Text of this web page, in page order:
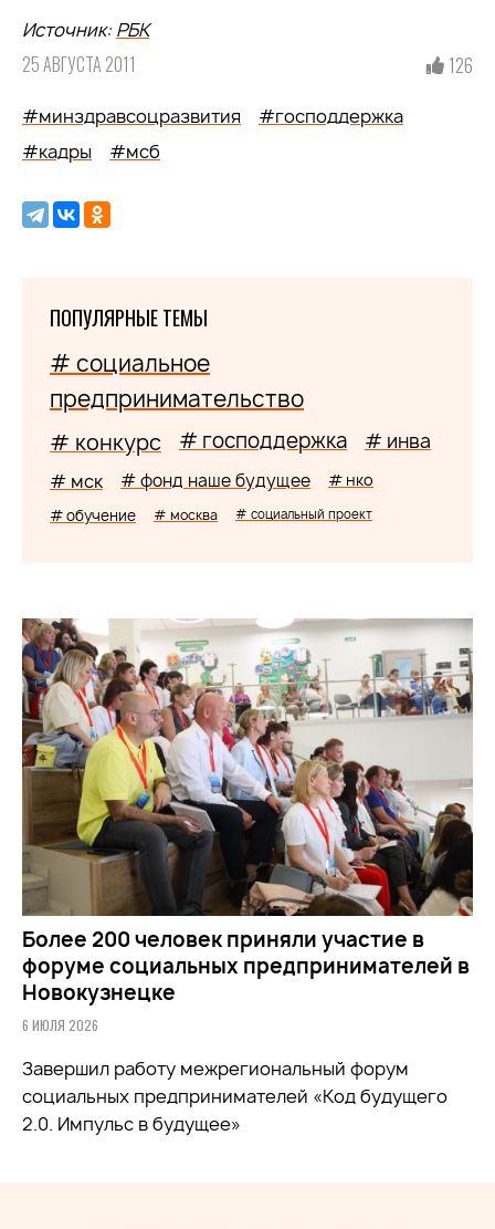
Источник: РБК
25 АВГУСТА 2011 126
#минздравсоцразвития
#господдержка
#кадры
#мсб
ПОПУЛЯРНЫЕ ТЕМЫ
# социальное
предпринимательство
# конкурс # господдержка # инва
# мск # фонд наше будущее # нко
# обучение # москва # социальный проект
Более 200 человек приняли участие в
форуме социальных предпринимателей в
Новокузнецке
6 ИЮЛЯ 2026
Завершил работу межрегиональный форум
социальных предпринимателей «Код будущего
2.0. Импульс в будущее»